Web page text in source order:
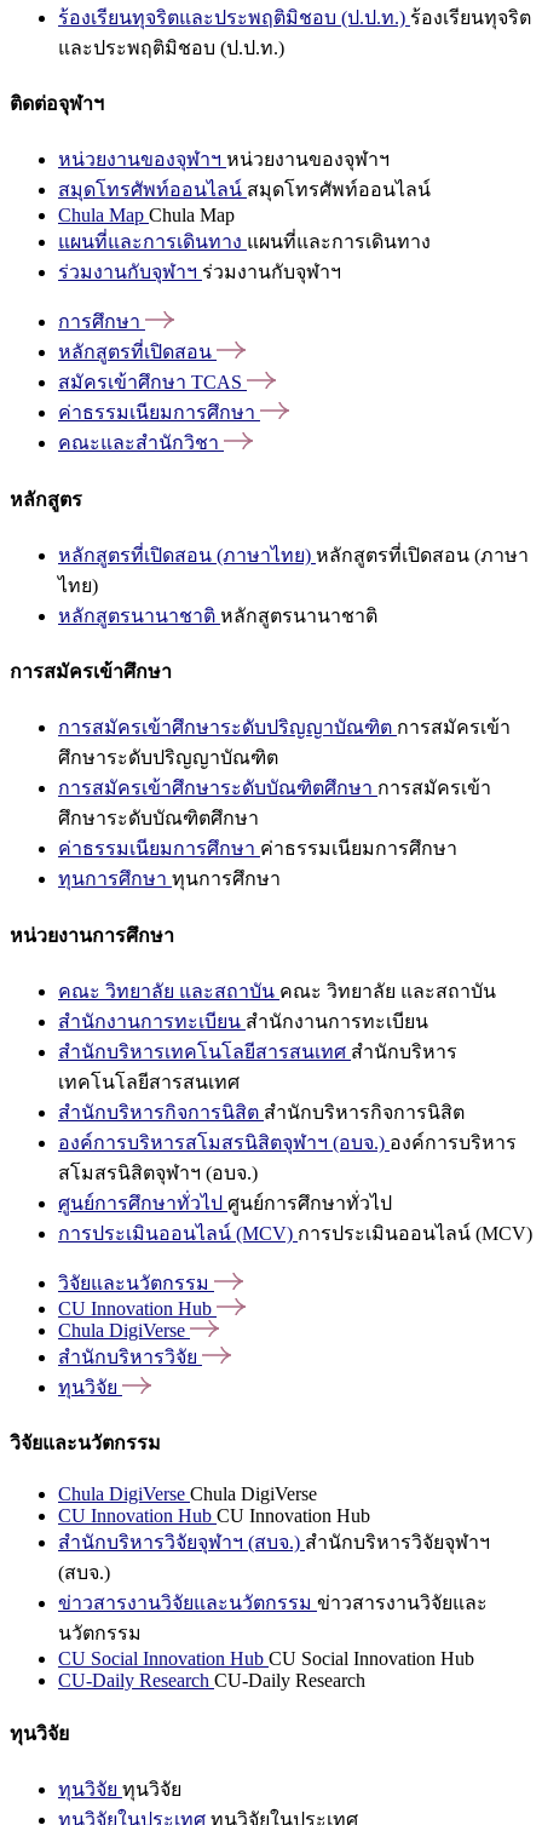
ร้องเรียนทุจริตและประพฤติมิชอบ (ป.ป.ท.) ร้องเรียนทุจริต
และประพฤติมิชอบ (ป.ป.ท.)
ติดต่อจุฬาฯ
หน่วยงานของจุฬาฯ หน่วยงานของจุฬาฯ
สมุดโทรศัพท์ออนไลน์ สมุดโทรศัพท์ออนไลน์
Chula Map Chula Map
แผนที่และการเดินทาง แผนที่และการเดินทาง
ร่วมงานกับจุฬาฯ ร่วมงานกับจุฬาฯ
การศึกษา
หลักสูตรที่เปิดสอน
สมัครเข้าศึกษา TCAS
ค่าธรรมเนียมการศึกษา
คณะและสำนักวิชา
หลักสูตร
หลักสูตรที่เปิดสอน (ภาษาไทย) หลักสูตรที่เปิดสอน (ภาษา
ไทย)
หลักสูตรนานาชาติ หลักสูตรนานาชาติ
การสมัครเข้าศึกษา
การสมัครเข้าศึกษาระดับปริญญาบัณฑิต การสมัครเข้า
ศึกษาระดับปริญญาบัณฑิต
การสมัครเข้าศึกษาระดับบัณฑิตศึกษา การสมัครเข้า
ศึกษาระดับบัณฑิตศึกษา
ค่าธรรมเนียมการศึกษา ค่าธรรมเนียมการศึกษา
ทุนการศึกษา ทุนการศึกษา
หน่วยงานการศึกษา
คณะ วิทยาลัย และสถาบัน คณะ วิทยาลัย และสถาบัน
สำนักงานการทะเบียน สำนักงานการทะเบียน
สำนักบริหารเทคโนโลยีสารสนเทศ สำนักบริหาร
เทคโนโลยีสารสนเทศ
สำนักบริหารกิจการนิสิต สำนักบริหารกิจการนิสิต
องค์การบริหารสโมสรนิสิตจุฬาฯ (อบจ.) องค์การบริหาร
สโมสรนิสิตจุฬาฯ (อบจ.)
ศูนย์การศึกษาทั่วไป ศูนย์การศึกษาทั่วไป
การประเมินออนไลน์ (MCV) การประเมินออนไลน์ (MCV)
วิจัยและนวัตกรรม
CU Innovation Hub
Chula DigiVerse
สำนักบริหารวิจัย
ทุนวิจัย
วิจัยและนวัตกรรม
Chula DigiVerse Chula DigiVerse
CU Innovation Hub CU Innovation Hub
สำนักบริหารวิจัยจุฬาฯ (สบจ.) สำนักบริหารวิจัยจุฬาฯ
(สบจ.)
ข่าวสารงานวิจัยและนวัตกรรม ข่าวสารงานวิจัยและ
นวัตกรรม
CU Social Innovation Hub CU Social Innovation Hub
CU-Daily Research CU-Daily Research
ทุนวิจัย
ทุนวิจัย ทุนวิจัย
ทุนวิจัยในประเทศ ทุนวิจัยในประเทศ